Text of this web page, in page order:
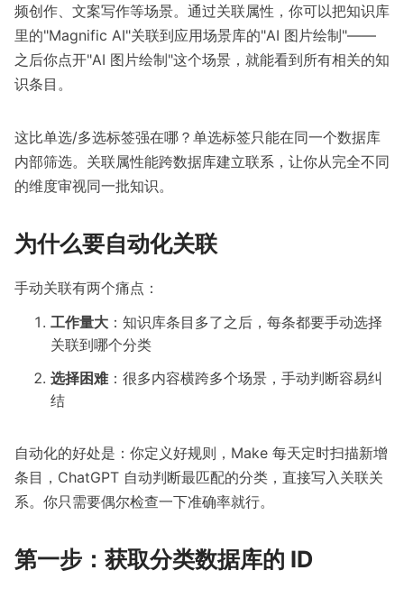
频创作、文案写作等场景。通过关联属性，你可以把知识库
里的"Magnific AI"关联到应用场景库的"AI 图片绘制"——
之后你点开"AI 图片绘制"这个场景，就能看到所有相关的知
识条目。
这比单选/多选标签强在哪？单选标签只能在同一个数据库
内部筛选。关联属性能跨数据库建立联系，让你从完全不同
的维度审视同一批知识。
为什么要自动化关联
手动关联有两个痛点：
工作量大 ：知识库条目多了之后，每条都要手动选择
关联到哪个分类
选择困难：很多内容横跨多个场景，手动判断容易纠
结
自动化的好处是：你定义好规则，Make 每天定时扫描新增
条目，ChatGPT 自动判断最匹配的分类，直接写入关联关
系。你只需要偶尔检查一下准确率就行。
第一步：获取分类数据库的 ID